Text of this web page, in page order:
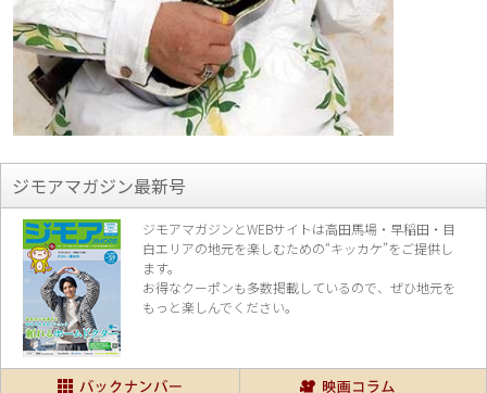
ジモアマガジン最新号
ジモアマガジンとWEBサイトは高田馬場・早稲田・目
白エリアの地元を楽しむための“キッカケ”をご提供し
ます。
お得なクーポンも多数掲載しているので、 ぜひ地元を
もっと楽しんでください。